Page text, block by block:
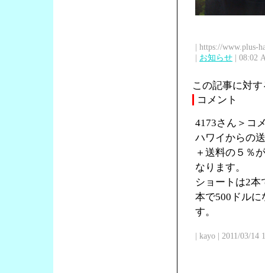
| https://www.plus-
| お知らせ | 08:02
この記事に対
コメント
4173さん＞コ
ハワイからの
＋送料の５％
なります。
ショートは2本
本で500ドル
す。
| kayo | 2011/03/14